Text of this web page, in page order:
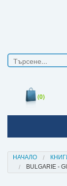
(0)
Печатни книги
НАЧАЛО
BULGARIE -